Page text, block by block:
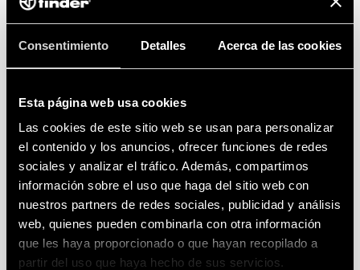
Consentimiento Detalles Acerca de las cookies
Esta página web usa cookies
Las cookies de este sitio web se usan para personalizar
el contenido y los anuncios, ofrecer funciones de redes
sociales y analizar el tráfico. Además, compartimos
información sobre el uso que haga del sitio web con
nuestros partners de redes sociales, publicidad y análisis
web, quienes pueden combinarla con otra información
que les haya proporcionado o que hayan recopilado a
partir del uso que haya hecho de sus servicios.